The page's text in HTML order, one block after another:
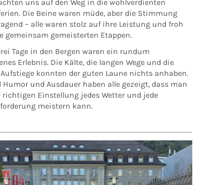
uns auf den Weg in die wohlverdienten
Die Beine waren müde, aber die Stimmung
– alle waren stolz auf ihre Leistung und froh
gemeinsam gemeisterten Etappen.
Tage in den Bergen waren ein rundum
Erlebnis. Die Kälte, die langen Wege und die
konnten der guten Laune nichts anhaben.
Humor und Ausdauer haben alle gezeigt, dass man
richtigen Einstellung jedes Wetter und jede
meistern kann.